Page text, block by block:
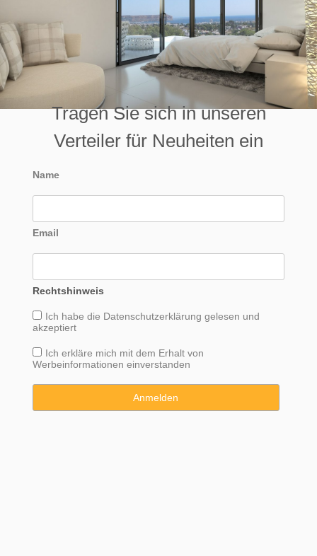
Tragen Sie sich in unseren
Verteiler für Neuheiten ein
Name
Email
Rechtshinweis
Ich habe die Datenschutzerklärung gelesen und
akzeptiert
Ich erkläre mich mit dem Erhalt von
Werbeinformationen einverstanden